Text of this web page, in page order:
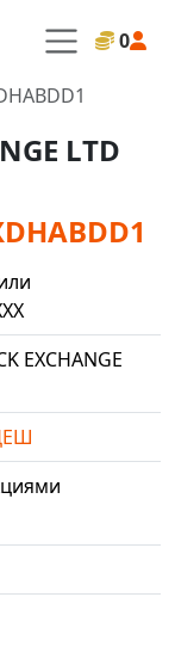
0
LTD
EXCHANGE